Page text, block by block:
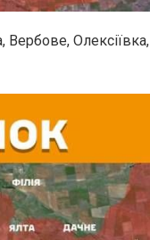
Вербове, Олексіївка,